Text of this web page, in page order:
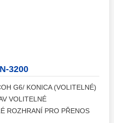
3200
G6/ KONICA (VOLITELNÉ)
VOLITELNÉ
ROZHRANÍ PRO PŘENOS